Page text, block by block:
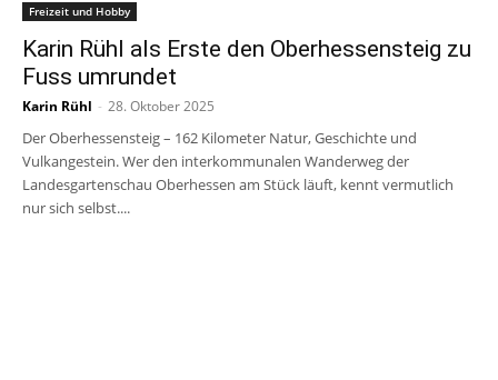
Freizeit und Hobby
Karin Rühl als Erste den Oberhessensteig zu
Fuss umrundet
Karin Rühl - 28. Oktober 2025
Der Oberhessensteig – 162 Kilometer Natur, Geschichte und
Vulkangestein. Wer den interkommunalen Wanderweg der
Landesgartenschau Oberhessen am Stück läuft, kennt vermutlich
nur sich selbst....